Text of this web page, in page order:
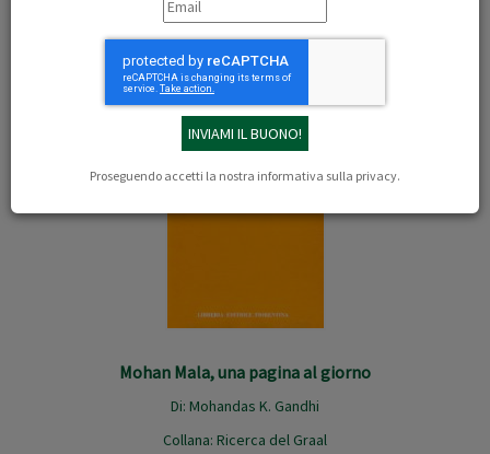
Proseguendo accetti la nostra informativa sulla privacy.
Mohan Mala, una pagina al giorno
Di: Mohandas K. Gandhi
Collana: Ricerca del Graal